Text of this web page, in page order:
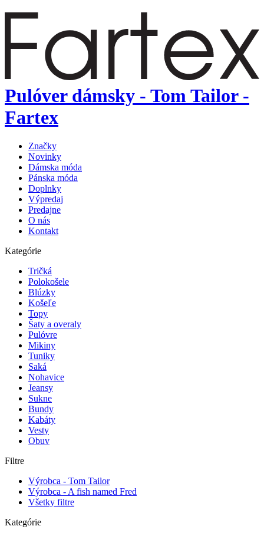
Pulóver dámsky - Tom Tailor -
Fartex
Značky
Novinky
Dámska móda
Pánska móda
Doplnky
Výpredaj
Predajne
O nás
Kontakt
Kategórie
Tričká
Polokošele
Blúzky
Košeľe
Topy
Šaty a overaly
Pulóvre
Mikiny
Tuniky
Saká
Nohavice
Jeansy
Sukne
Bundy
Kabáty
Vesty
Obuv
Filtre
Výrobca - Tom Tailor
Výrobca - A fish named Fred
Všetky filtre
Kategórie